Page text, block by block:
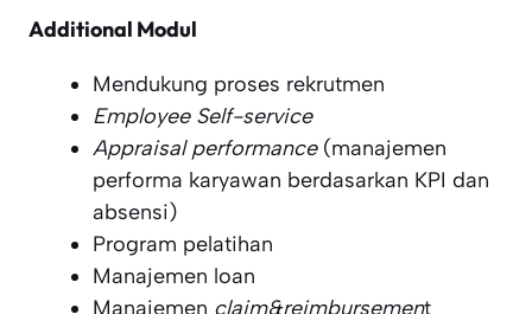
Additional Modul
Mendukung proses rekrutmen
Employee Self-service
Appraisal performance(manajemen
performa karyawan berdasarkan KPI dan
absensi)
Program pelatihan
Manajemen loan
Manajemen claim&reimbursement